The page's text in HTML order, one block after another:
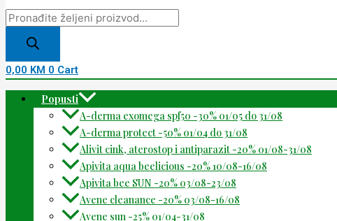
0,00 KM 0 Cart
Popusti
A-derma exomega spf50 -30% 01/05 do 31/08
A-derma protect -50% 01/04 do 31/08
Alivit cink, aterostop i antiparazit -20% 01/08-31/08
Apivita aqua beelicious -20% 10/08-16/08
Apivita bee SUN -20% 03/08-23/08
Avene cleanance -20% 03/08-16/08
Avene sun -25% 01/04-31/08